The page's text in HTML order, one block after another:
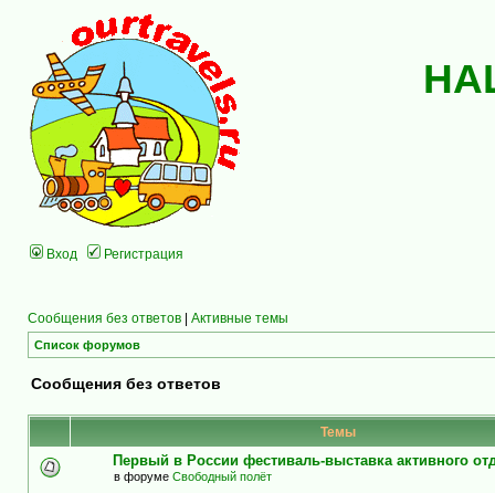
Вход Регистрация
Сообщения без ответов | Активные темы
Список форумов
Сообщения без ответов
Темы
Первый в России фестиваль-выставка активного
в форуме Свободный полёт